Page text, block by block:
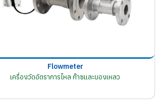
Flowmeter
เครื่องวัดอัตราการไหล ก๊าซและของเหลว